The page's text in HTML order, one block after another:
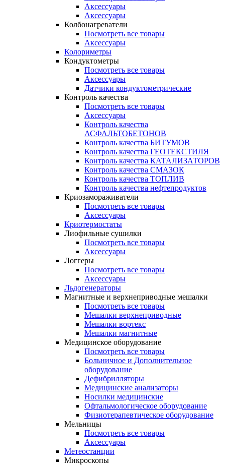
Аксессуары
Аксессуары
Колбонагреватели
Посмотреть все товары
Аксессуары
Колориметры
Кондуктометры
Посмотреть все товары
Аксессуары
Датчики кондуктометрические
Контроль качества
Посмотреть все товары
Аксессуары
Контроль качества
АСФАЛЬТОБЕТОНОВ
Контроль качества БИТУМОВ
Контроль качества ГЕОТЕКСТИЛЯ
Контроль качества КАТАЛИЗАТОРОВ
Контроль качества СМАЗОК
Контроль качества ТОПЛИВ
Контроль качества нефтепродуктов
Криозамораживатели
Посмотреть все товары
Аксессуары
Криотермостаты
Лиофильные сушилки
Посмотреть все товары
Аксессуары
Логгеры
Посмотреть все товары
Аксессуары
Льдогенераторы
Магнитные и верхнеприводные мешалки
Посмотреть все товары
Мешалки верхнеприводные
Мешалки вортекс
Мешалки магнитные
Медицинское оборудование
Посмотреть все товары
Больничное и Дополнительное
оборудование
Дефибрилляторы
Медицинские анализаторы
Носилки медицинские
Офтальмологическое оборудование
Физиотерапевтическое оборудование
Мельницы
Посмотреть все товары
Аксессуары
Метеостанции
Микроскопы